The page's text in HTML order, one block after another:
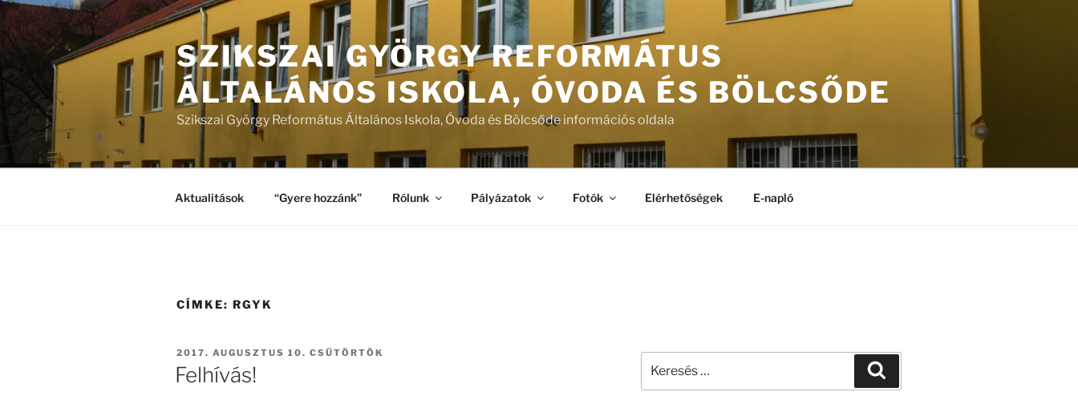
Tartalomhoz
SZIKSZAI GYÖRGY REFORMÁTUS
ÁLTALÁNOS ISKOLA, ÓVODA ÉS BÖLCSŐDE
Szikszai György Református Általános Iskola, Óvoda és Bölcsőde információs oldala
Aktualitások “Gyere hozzánk” Rólunk Pályázatok Fotók Elérhetőségek E-napló
CÍMKE: RGYK
BEKÜLDVE:
2017. AUGUSZTUS 10. CSÜTÖRTÖK
Felhívás!
következő